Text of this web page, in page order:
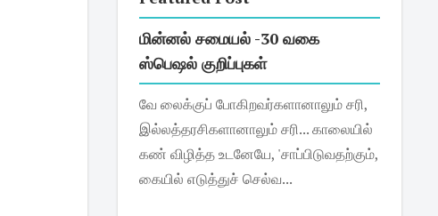
மின்னல் சமையல் -30 வகை
ஸ்பெஷல் குறிப்புகள்
வே லைக்குப் போகிறவர்களானாலும் சரி,
இல்லத்தரசிகளானாலும் சரி... காலையில்
கண் விழித்த உடனேயே, 'சாப்பிடுவதற்கும்,
கையில் எடுத்துச் செல்வ...